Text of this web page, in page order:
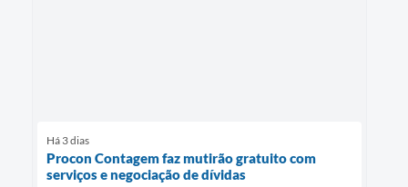
Há 3 dias
Procon Contagem faz mutirão gratuito com
serviços e negociação de dívidas